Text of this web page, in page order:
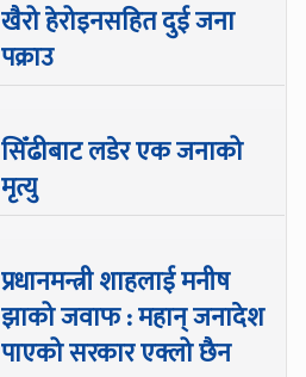
खैरो हेरोइनसहित दुई जना
पक्राउ
सिँढीबाट लडेर एक जनाको
मृत्यु
प्रधानमन्त्री शाहलाई मनीष
झाको जवाफ : महान् जनादेश
पाएको सरकार एक्लो छैन